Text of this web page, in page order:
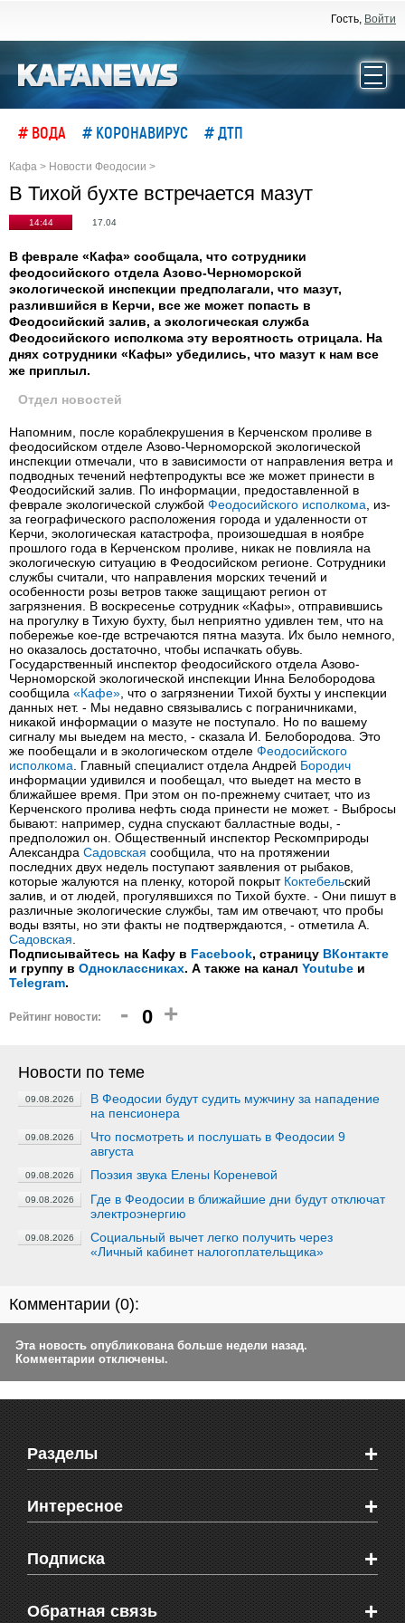
Гость, Войти
# ВОДА # КОРОНАВИРУС # ДТП
Кафа > Новости Феодосии >
В Тихой бухте встречается мазут
14:44 17.04
В феврале «Кафа» сообщала, что сотрудники
феодосийского отдела Азово-Черноморской
экологической инспекции предполагали, что мазут,
разлившийся в Керчи, все же может попасть в
Феодосийский залив, а экологическая служба
Феодосийского исполкома эту вероятность отрицала. На
днях сотрудники «Кафы» убедились, что мазут к нам все
же приплыл.
Отдел новостей
Напомним, после кораблекрушения в Керченском проливе в
феодосийском отделе Азово-Черноморской экологической
инспекции отмечали, что в зависимости от направления ветра и
подводных течений нефтепродукты все же может принести в
Феодосийский залив. По информации, предоставленной в
феврале экологической службой Феодосийского исполкома , из-
за географического расположения города и удаленности от
Керчи, экологическая катастрофа, произошедшая в ноябре
прошлого года в Керченском проливе, никак не повлияла на
экологическую ситуацию в Феодосийском регионе. Сотрудники
службы считали, что направления морских течений и
особенности розы ветров также защищают регион от
загрязнения. В воскресенье сотрудник «Кафы», отправившись
на прогулку в Тихую бухту, был неприятно удивлен тем, что на
побережье кое-где встречаются пятна мазута. Их было немного,
но оказалось достаточно, чтобы испачкать обувь.
Государственный инспектор феодосийского отдела Азово-
Черноморской экологической инспекции Инна Белобородова
сообщила «Кафе» , что о загрязнении Тихой бухты у инспекции
данных нет. - Мы недавно связывались с пограничниками,
никакой информации о мазуте не поступало. Но по вашему
сигналу мы выедем на место, - сказала И. Белобородова. Это
же пообещали и в экологическом отделе Феодосийского
исполкома . Главный специалист отдела Андрей Бородич
информации удивился и пообещал, что выедет на место в
ближайшее время. При этом он по-прежнему считает, что из
Керченского пролива нефть сюда принести не может. - Выбросы
бывают: например, судна спускают балластные воды, -
предположил он. Общественный инспектор Рескомприроды
Александра Садовская сообщила, что на протяжении
последних двух недель поступают заявления от рыбаков,
которые жалуются на пленку, которой покрыт Коктебельский
залив, и от людей, прогулявшихся по Тихой бухте. - Они пишут в
различные экологические службы, там им отвечают, что пробы
воды взяты, но эти факты не подтверждаются, - отметила А.
Садовская
Подписывайтесь на Кафу в Facebook, страницу ВКонтакте
и группу в Одноклассниках. А также на канал Youtube и
Telegram.
Рейтинг новости: - 0 +
Новости по теме
09.08.2026
В Феодосии будут судить мужчину за нападение
на пенсионера
09.08.2026
Что посмотреть и послушать в Феодосии 9
августа
09.08.2026 Поэзия звука Елены Кореневой
09.08.2026
Где в Феодосии в ближайшие дни будут отключат
электроэнергию
09.08.2026
Социальный вычет легко получить через
«Личный кабинет налогоплательщика»
Комментарии (0):
Эта новость опубликована больше недели назад.
Комментарии отключены.
Разделы +
Новости Феодосии
Новости Крыма
Мировые новости
Объявления
Здоровье
СМС мнения читателей
Интересное +
Видео о Феодосии
Веб-камеры Феодосии
Блоги феодосийцев
Школы Феодосии
Подписка +
Печатная версия газеты "Кафа"
RSS
Обратная связь +